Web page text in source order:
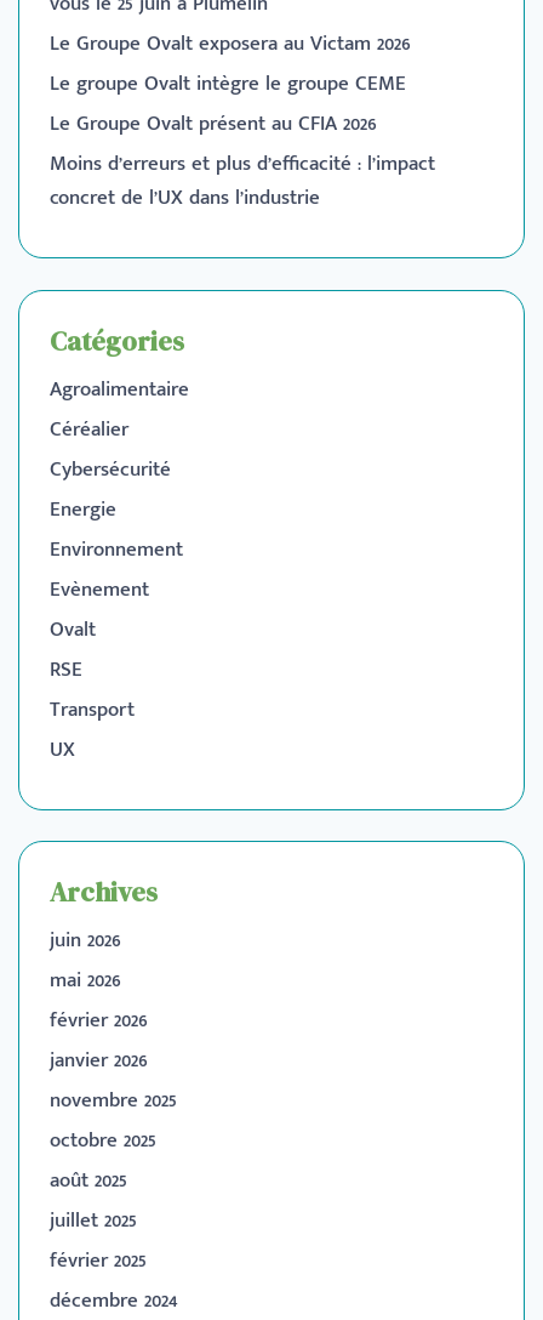
Le Groupe Ovalt exposera au Victam 2026
Le groupe Ovalt intègre le groupe CEME
Le Groupe Ovalt présent au CFIA 2026
Moins d’erreurs et plus d’efficacité : l’impact
concret de l’UX dans l’industrie
Catégories
Agroalimentaire
Céréalier
Cybersécurité
Energie
Environnement
Evènement
Ovalt
RSE
Transport
UX
Archives
juin 2026
mai 2026
février 2026
janvier 2026
novembre 2025
octobre 2025
août 2025
juillet 2025
février 2025
décembre 2024